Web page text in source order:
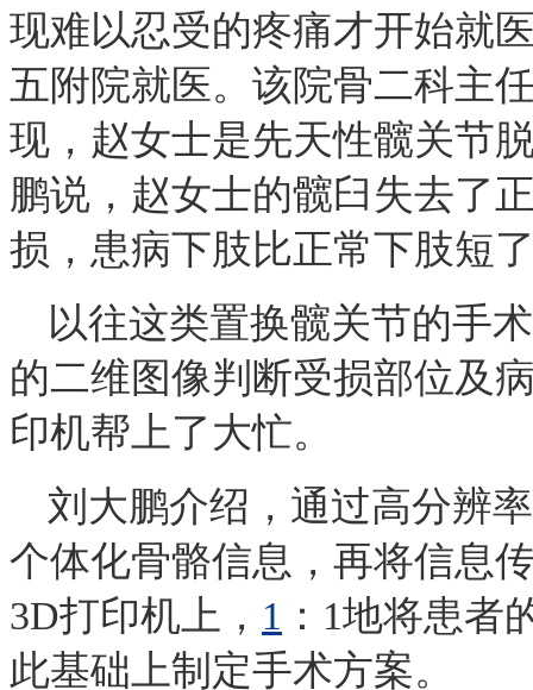
现难以忍受的疼痛才开始就
五附院就医。该院骨二科主
现，赵女士是先天性髋关节
鹏说，赵女士的髋臼失去了
损，患病下肢比正常下肢短
以往这类置换髋关节的手
的二维图像判断受损部位及
印机帮上了大忙。
刘大鹏介绍，通过高分辨
个体化骨骼信息，再将信息
3D打印机上， 1 ：1地将患者
此基础上制定手术方案。